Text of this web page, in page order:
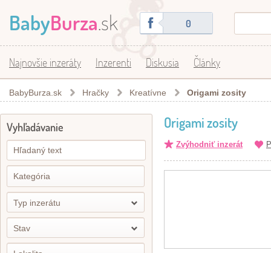
BabyBurza.sk 0
Najnovšie inzeráty Inzerenti Diskusia Články
BabyBurza.sk Hračky Kreatívne Origami zosity
Vyhľadávanie
Typ inzerátu
Stav
Origami zosity
Zvýhodniť inzerát